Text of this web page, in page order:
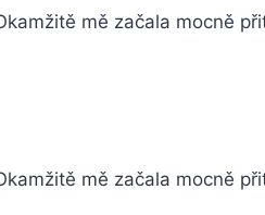
mě začala mocně
mě začala mocně